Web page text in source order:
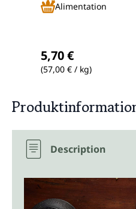
Alimentation
5,70 €
(57,00 € / kg)
Description